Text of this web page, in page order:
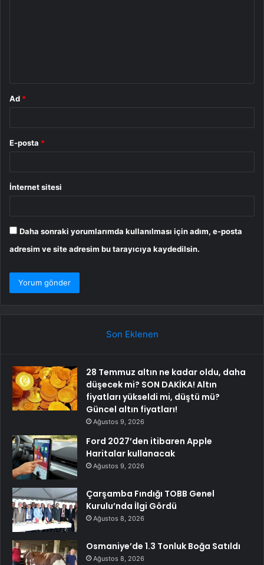
Ad *
E-posta *
İnternet sitesi
Daha sonraki yorumlarımda kullanılması için adım, e-posta
adresim ve site adresim bu tarayıcıya kaydedilsin.
Son Eklenen
28 Temmuz altın ne kadar oldu, daha
düşecek mi? SON DAKİKA! Altın
fiyatları yükseldi mi, düştü mü?
Güncel altın fiyatları!
Ağustos 9, 2026
Ford 2027’den itibaren Apple
Haritalar kullanacak
Ağustos 9, 2026
Çarşamba Fındığı TOBB Genel
Kurulu’nda İlgi Gördü
Ağustos 8, 2026
Osmaniye’de 1.3 Tonluk Boğa Satıldı
Ağustos 8, 2026